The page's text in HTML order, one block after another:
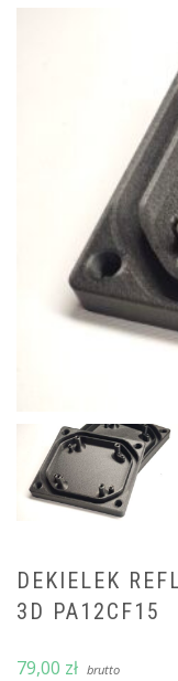
DEKIELEK
3D PA12CF15
79,00 zł brutto